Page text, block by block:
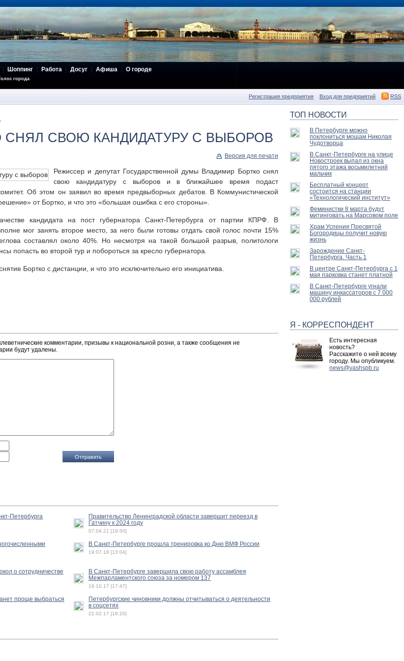
Шоппинг Работа Досуг Афиша О городе
города
Регистрация предприятия Вход для предприятий RSS
СНЯЛ СВОЮ КАНДИДАТУРУ С ВЫБОРОВ
Версия для печати
Режиссер и депутат Государственной думы Владимир Бортко снял
свою кандидатуру с выборов и в ближайшее время подаст
Об этом он заявил во время предвыборных дебатов. В Коммунистической
от Бортко, и что это «большая ошибка с его стороны».
кандидата на пост губернатора Санкт-Петербурга от партии КПРФ. В
мог занять второе место, за него были готовы отдать свой голос почти 15%
составлял около 40%. Но несмотря на такой большой разрыв, политологи
попасть во второй тур и побороться за кресло губернатора.
Бортко с дистанции, и что это исключительно его инициатива.
комментарии, призывы к национальной розни, а также сообщения не
будут удалены.
Петербурга
Правительство Ленинградской области завершит переезд в
Гатчину к 2024 году
07.04.21 [19:50]
В Санкт-Петербурге прошла тренировка ко Дню ВМФ России
19.07.18 [13:04]
о сотрудничестве
В Санкт-Петербурге завершила свою работу ассамблея
Межпарламентского союза за номером 137
19.10.17 [17:47]
проще выбраться
Петербургские чиновники должны отчитываться о деятельности
в соцсетях
22.02.17 [18:20]
ТОП НОВОСТИ
В Петербурге можно
поклониться мощам Николая
Чудотворца
В Санкт-Петербурге на улице
Новостроек выпал из окна
пятого этажа восьмилетний
мальчик
Бесплатный концерт
состоится на станции
«Технологический институт»
Феминистки 8 марта будут
митинговать на Марсовом поле
Храм Успения Пресвятой
Богородицы получит новую
жизнь
Зарождение Санкт-
Петербурга. Часть 1
В центре Санкт-Петербурга с 1
мая парковка станет платной
В Санкт-Петербурге угнали
машину инкассаторов с 7 000
000 рублей
Я - КОРРЕСПОНДЕНТ
Есть интересная
новость?
Расскажите о ней всему
городу. Мы опубликуем.
news@vashspb.ru